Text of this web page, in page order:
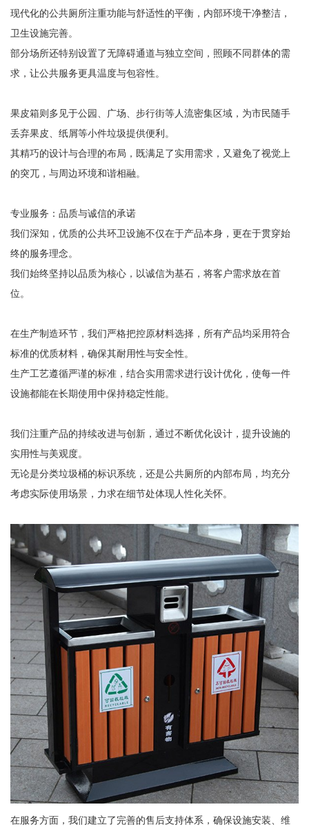
现代化的公共厕所注重功能与舒适性的平衡，内部环境干净整洁，
卫生设施完善。
部分场所还特别设置了无障碍通道与独立空间，照顾不同群体的需
求，让公共服务更具温度与包容性。
果皮箱则多见于公园、广场、步行街等人流密集区域，为市民随手
丢弃果皮、纸屑等小件垃圾提供便利。
其精巧的设计与合理的布局，既满足了实用需求，又避免了视觉上
的突兀，与周边环境和谐相融。
专业服务：品质与诚信的承诺
我们深知，优质的公共环卫设施不仅在于产品本身，更在于贯穿始
终的服务理念。
我们始终坚持以品质为核心，以诚信为基石，将客户需求放在首
位。
在生产制造环节，我们严格把控原材料选择，所有产品均采用符合
标准的优质材料，确保其耐用性与安全性。
生产工艺遵循严谨的标准，结合实用需求进行设计优化，使每一件
设施都能在长期使用中保持稳定性能。
我们注重产品的持续改进与创新，通过不断优化设计，提升设施的
实用性与美观度。
无论是分类垃圾桶的标识系统，还是公共厕所的内部布局，均充分
考虑实际使用场景，力求在细节处体现人性化关怀。
在服务方面，我们建立了完善的售后支持体系，确保设施安装、维